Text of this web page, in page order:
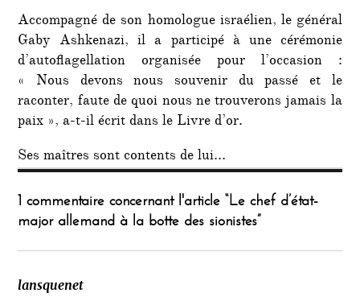
Accompagné de son homologue israélien, le général
Gaby Ashkenazi, il a participé à une cérémonie
d’autoflagellation organisée pour l’occasion :
« Nous devons nous souvenir du passé et le
raconter, faute de quoi nous ne trouverons jamais la
paix », a-t-il écrit dans le Livre d’or.
Ses maîtres sont contents de lui…
1 commentaire concernant l'article “Le chef d’état-
major allemand à la botte des sionistes”
lansquenet